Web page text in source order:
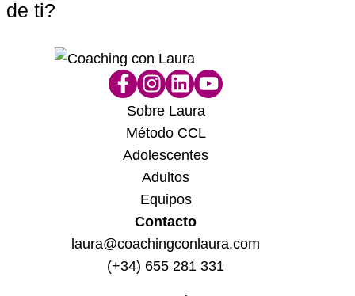
de ti?
Sobre Laura
Método CCL
Adolescentes
Adultos
Equipos
Contacto
laura@coachingconlaura.com
(+34) 655 281 331